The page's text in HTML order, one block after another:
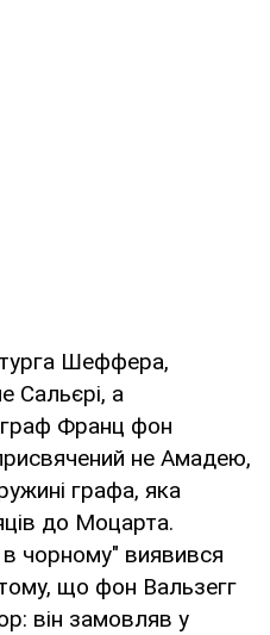
Шеффера,
Сальєрі, а
Франц фон
не Амадею,
графа, яка
до Моцарта.
чорному" виявився
що фон Вальзегг
він замовляв у